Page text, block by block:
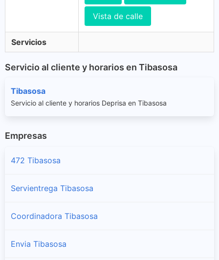
Vista de calle
Servicios
Servicio al cliente y horarios en Tibasosa
Tibasosa
Servicio al cliente y horarios Deprisa en Tibasosa
Empresas
472 Tibasosa
Servientrega Tibasosa
Coordinadora Tibasosa
Envia Tibasosa